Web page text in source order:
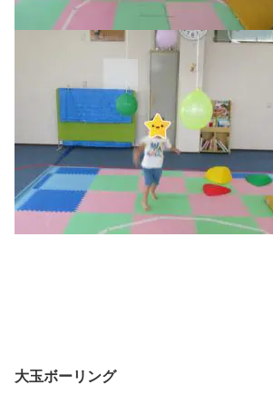
大玉ボーリング